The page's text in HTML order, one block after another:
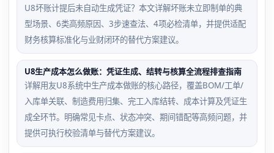
U8坏账计提后未自动生成凭证？本文详解坏账未立即制单的典
型场景、6类高频原因、3步速查法、4项必检清单，并提供适配
财务核算标准化与业财闭环的替代方案建议。
U8生产成本怎么做账：凭证生成、结转与核算全流程排查指南
详解用友U8系统中生产成本做账的核心路径，覆盖BOM/工单/
入库单关联、制造费用归集、完工入库结转、成本计算及凭证生
成全环节。明确常见卡点、状态冲突、期间错配等高频问题，并
提供可执行校验清单与替代方案建议。